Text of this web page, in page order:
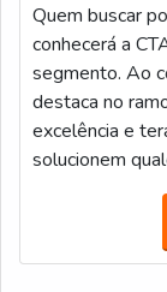
Quem buscar
conhecerá a
segmento. Ao
destaca no
excelência e
solucionem
comprar
Engenharia o
de uma